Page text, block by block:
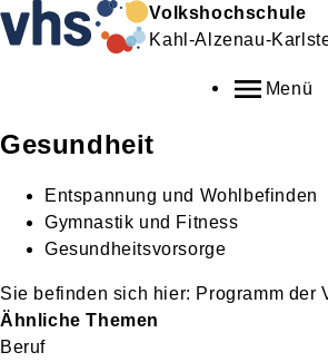
Volkshochschule
Kahl-Alzenau-
Menü
Gesundheit
Entspannung und Wohlbefinden
Gymnastik und Fitness
Gesundheitsvorsorge
Programm der
Ähnliche Themen
Beruf